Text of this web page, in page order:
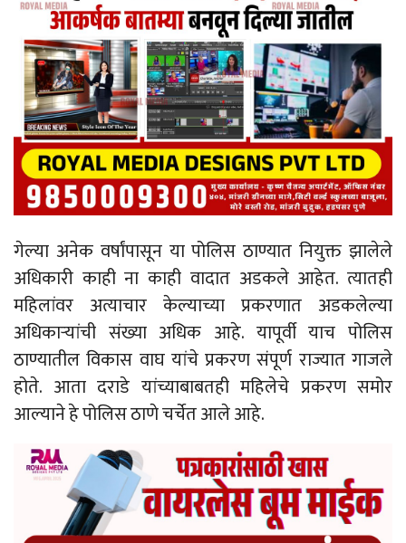
गेल्या अनेक वर्षांपासून या पोलिस ठाण्यात नियुक्त झालेले
अधिकारी काही ना काही वादात अडकले आहेत. त्यातही
महिलांवर अत्याचार केल्याच्या प्रकरणात अडकलेल्या
अधिकाऱ्यांची संख्या अधिक आहे. यापूर्वी याच पोलिस
ठाण्यातील विकास वाघ यांचे प्रकरण संपूर्ण राज्यात गाजले
होते. आता दराडे यांच्याबाबतही महिलेचे प्रकरण समोर
आल्याने हे पोलिस ठाणे चर्चेत आले आहे.